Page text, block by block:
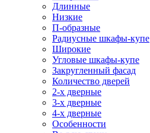
Длинные
Низкие
П-образные
Радиусные шкафы-купе
Широкие
Угловые шкафы-купе
Закругленный фасад
Количество дверей
2-х дверные
3-х дверные
4-х дверные
Особенности